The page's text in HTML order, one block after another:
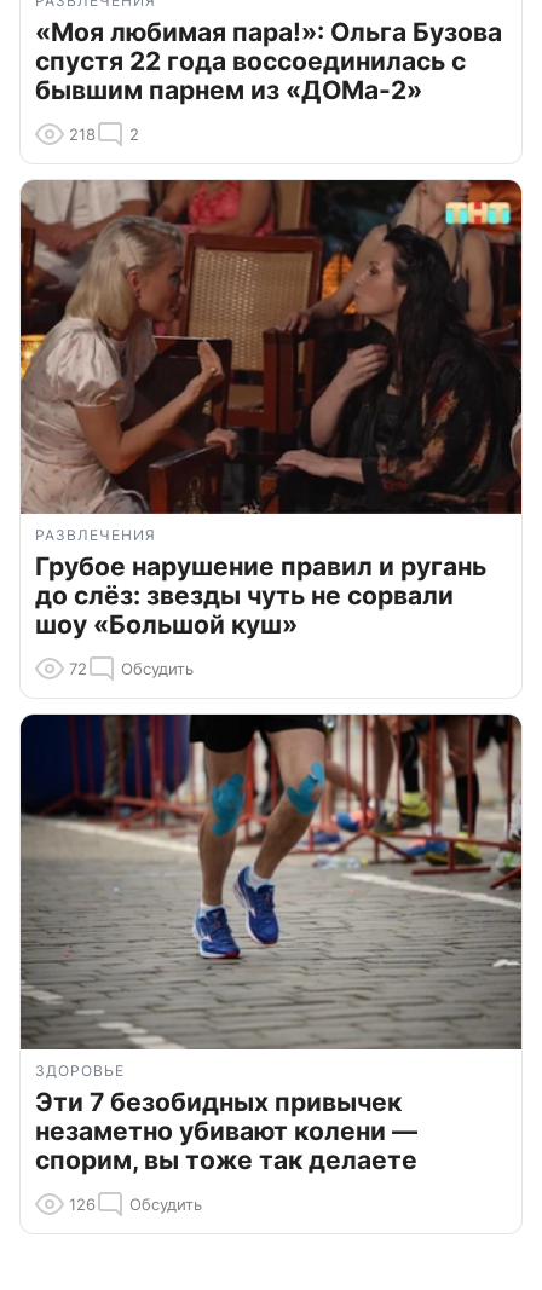
«Моя любимая пара!»: Ольга Бузова
спустя 22 года воссоединилась с
бывшим парнем из «ДОМа-2»
218 2
РАЗВЛЕЧЕНИЯ
Грубое нарушение правил и ругань
до слёз: звезды чуть не сорвали
шоу «Большой куш»
72 Обсудить
ЗДОРОВЬЕ
Эти 7 безобидных привычек
незаметно убивают колени —
спорим, вы тоже так делаете
126 Обсудить